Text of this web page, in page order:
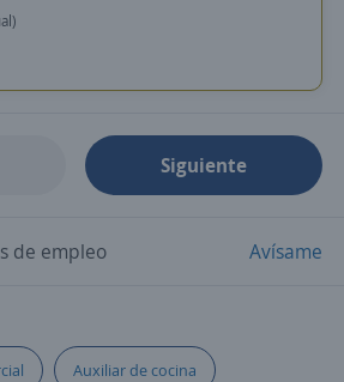
Siguiente
de empleo Avísame
Auxiliar de cocina